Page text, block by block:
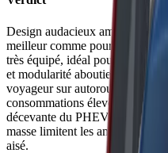
Design audacieux américain
meilleur comme pour le pire.
très équipé, idéal pour
et modularité aboutie.
voyageur sur autoroute. Mais
consommations élevées
décevante du PHEV (30 km
masse limitent les ambitions
aisé.